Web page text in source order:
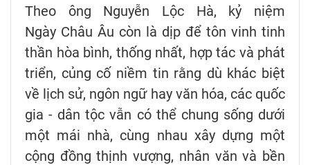
Theo ông Nguyễn Lộc Hà, kỷ niệm
Ngày Châu Âu còn là dịp để tôn vinh tinh
thần hòa bình, thống nhất, hợp tác và phát
triển, củng cố niềm tin rằng dù khác biệt
về lịch sử, ngôn ngữ hay văn hóa, các quốc
gia - dân tộc vẫn có thể chung sống dưới
một mái nhà, cùng nhau xây dựng một
cộng đồng thịnh vượng, nhân văn và bền